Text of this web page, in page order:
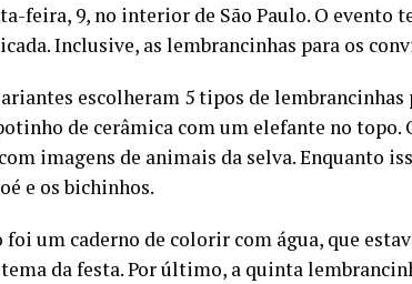
feira, 9, no interior de São Paulo. O evento
Inclusive, as lembrancinhas para os
escolheram 5 tipos de lembrancinhas
de cerâmica com um elefante no topo.
imagens de animais da selva. Enquanto
e os bichinhos.
um caderno de colorir com água, que
da festa. Por último, a quinta